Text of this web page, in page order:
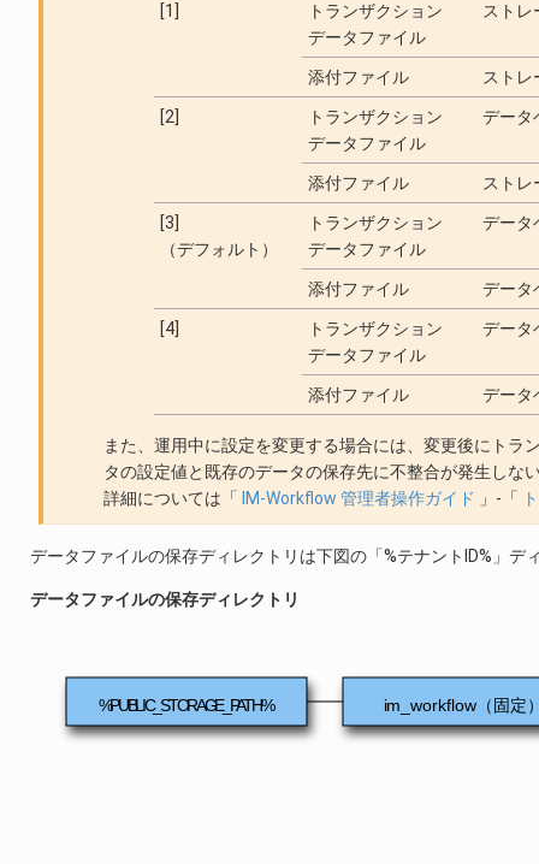
[1]
トランザクション
データファイル
ストレ
添付ファイル ストレ
[2]
トランザクション
データファイル
データ
添付ファイル ストレ
[3]
（デフォルト）
トランザクション
データファイル
データ
添付ファイル データ
[4]
トランザクション
データファイル
データ
添付ファイル データ
また、運用中に設定を変更する場合には、変更後にト
タの設定値と既存のデータの保存先に不整合が発生しな
詳細については「
IM-Workflow 管理者操作ガイド 」-「
データファイルの保存ディレクトリは下図の「%テナントID%」デ
データファイルの保存ディレクトリ
%PUBLIC_STORAGE_PATH% im_workflow（固定